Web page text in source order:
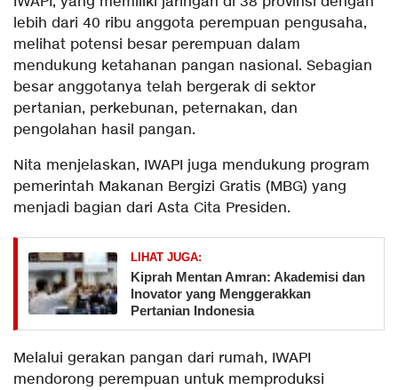
lebih dari 40 ribu anggota perempuan pengusaha,
melihat potensi besar perempuan dalam
mendukung ketahanan pangan nasional. Sebagian
besar anggotanya telah bergerak di sektor
pertanian, perkebunan, peternakan, dan
pengolahan hasil pangan.
Nita menjelaskan, IWAPI juga mendukung program
pemerintah Makanan Bergizi Gratis (MBG) yang
menjadi bagian dari Asta Cita Presiden.
LIHAT JUGA:
Kiprah Mentan Amran: Akademisi dan
Inovator yang Menggerakkan
Pertanian Indonesia
Melalui gerakan pangan dari rumah, IWAPI
mendorong perempuan untuk memproduksi